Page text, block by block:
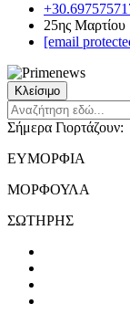
25ης
[email
Κλείσιμο
Σήμερα Γιορτάζουν:
ΕΥΜΟΡΦΙΑ
ΜΟΡΦΟΥΛΑ
ΣΩΤΗΡΗΣ